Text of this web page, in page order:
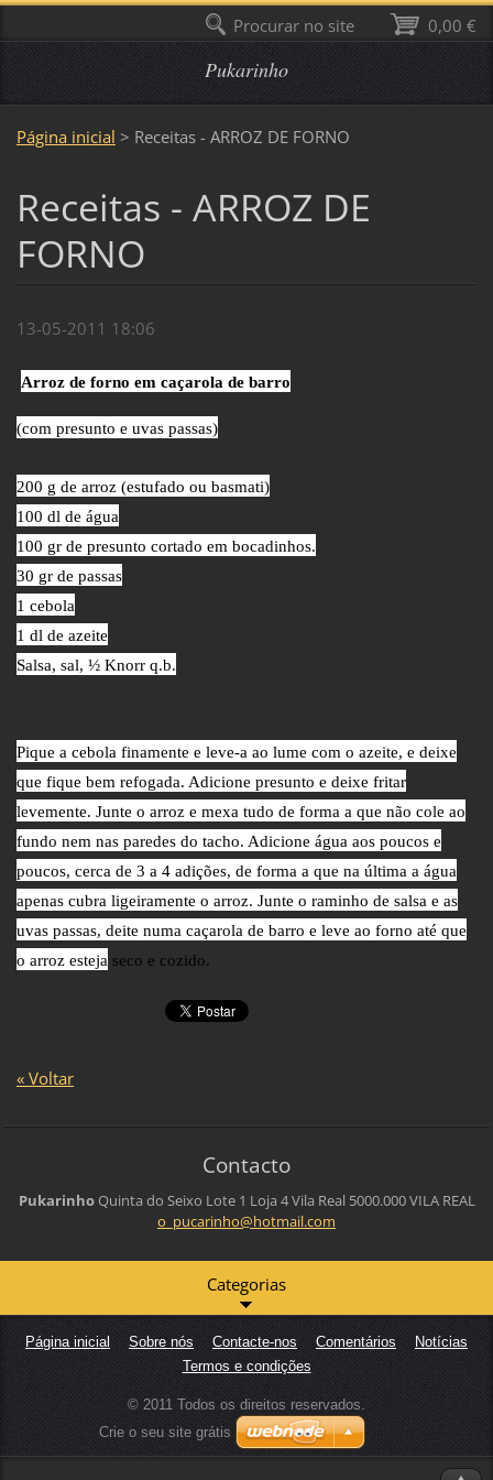
Pukarinho
Página inicial > Receitas - ARROZ DE FORNO
Receitas - ARROZ DE
FORNO
13-05-2011 18:06
Arroz de forno em caçarola de barro
(com presunto e uvas passas)
200 g de arroz (estufado ou basmati)
100 dl de água
100 gr de presunto cortado em bocadinhos.
30 gr de passas
1 cebola
1 dl de azeite
Salsa, sal, ½ Knorr q.b.
Pique a cebola finamente e leve-a ao lume com o azeite, e deixe
que fique bem refogada. Adicione presunto e deixe fritar
levemente. Junte o arroz e mexa tudo de forma a que não cole ao
fundo nem nas paredes do tacho. Adicione água aos poucos e
poucos, cerca de 3 a 4 adições, de forma a que na última a água
apenas cubra ligeiramente o arroz. Junte o raminho de salsa e as
uvas passas, deite numa caçarola de barro e leve ao forno até que
o arroz esteja seco e cozido.
« Voltar
Contacto
PukarinhoQuinta do Seixo Lote 1 Loja 4Vila Real 5000.000 VILA REAL
o_pucarinho@hotmail.com
Categorias
Página inicial Sobre nós Contacte-nos Comentários
Notícias
Termos e condições
© 2011 Todos os direitos reservados.
Crie o seu site grátis
0,00 €
Procurar no site